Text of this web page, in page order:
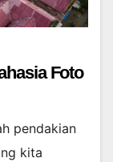
Foto
pendakian
kita